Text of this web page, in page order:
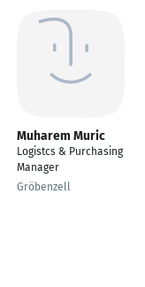
Muharem Muric
Logistcs & Purchasing
Manager
Gröbenzell